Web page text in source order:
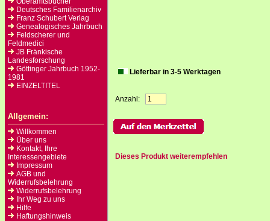
Deutsches Familienarchiv
Franz Schubert Verlag
Genealogisches Jahrbuch
Feldscherer und
Feldmedici
JB Fränkische
Landesforschung
Göttinger Jahrbuch 1952-
1981
EINZELTITEL
Allgemein:
Willkommen
Über uns
Kontakt, Ihre
Interessengebiete
Impressum
AGB und
Widerrufsbelehrung
Widerrufsbelehrung
Ihr Weg zu uns
Hilfe
Haftungshinweis
Lieferbar in 3-5 Werktagen
Anzahl:
Dieses Produkt weiterempfehlen